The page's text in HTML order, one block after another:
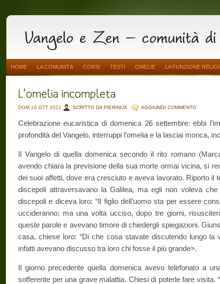
HOME LA COMUNITÀ CORSI TESTI OMELIE LA FUNZIONE
DOM 10 OTT 2021 SCRITTO DA PIERINUX AGGIUNGI COMMENTO
Celebrazione eucaristica di domenica 26 settembre: ebbi
profondità del Vangelo, interruppi l’omelia e la lasciai monca,
Il Vangelo di quella domenica secondo il rito romano
avendo chiara la previsione della sua morte ormai vicina, si
dei suoi affetti, dove era cresciuto e aveva lavorato. Riporto
discepoli attraversavano la Galilea, ma egli non voleva
discepoli e diceva loro: “Il figlio dell’uomo sta per essere
uccideranno; ma una volta ucciso, dopo tre giorni,
queste parole e avevano timore di chiedergli spiegazioni.
casa, chiese loro: “Di che cosa stavate discutendo lungo la
infatti avevano discusso tra loro chi fosse il più grande>.
Il giorno precedente quella domenica avevo telefonato a
sofferente per una grave malattia. Chiesi di poterle fare visita.